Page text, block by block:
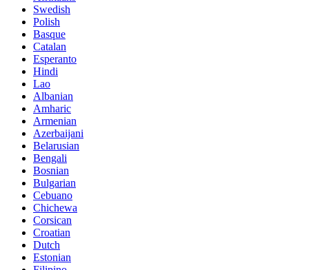
Swedish
Polish
Basque
Catalan
Esperanto
Hindi
Lao
Albanian
Amharic
Armenian
Azerbaijani
Belarusian
Bengali
Bosnian
Bulgarian
Cebuano
Chichewa
Corsican
Croatian
Dutch
Estonian